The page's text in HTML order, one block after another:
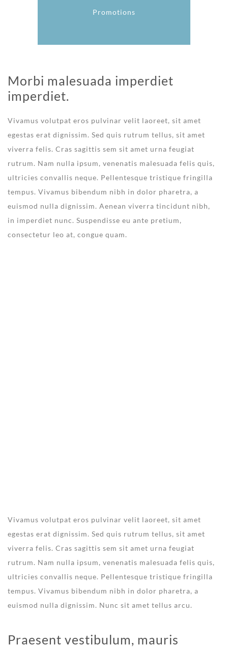
Promotions
Morbi malesuada imperdiet
imperdiet.
Vivamus volutpat eros pulvinar velit laoreet, sit amet
egestas erat dignissim. Sed quis rutrum tellus, sit amet
viverra felis. Cras sagittis sem sit amet urna feugiat
rutrum. Nam nulla ipsum, venenatis malesuada felis quis,
ultricies convallis neque. Pellentesque tristique fringilla
tempus. Vivamus bibendum nibh in dolor pharetra, a
euismod nulla dignissim. Aenean viverra tincidunt nibh,
in imperdiet nunc. Suspendisse eu ante pretium,
consectetur leo at, congue quam.
Vivamus volutpat eros pulvinar velit laoreet, sit amet
egestas erat dignissim. Sed quis rutrum tellus, sit amet
viverra felis. Cras sagittis sem sit amet urna feugiat
rutrum. Nam nulla ipsum, venenatis malesuada felis quis,
ultricies convallis neque. Pellentesque tristique fringilla
tempus. Vivamus bibendum nibh in dolor pharetra, a
euismod nulla dignissim. Nunc sit amet tellus arcu.
Praesent vestibulum, mauris